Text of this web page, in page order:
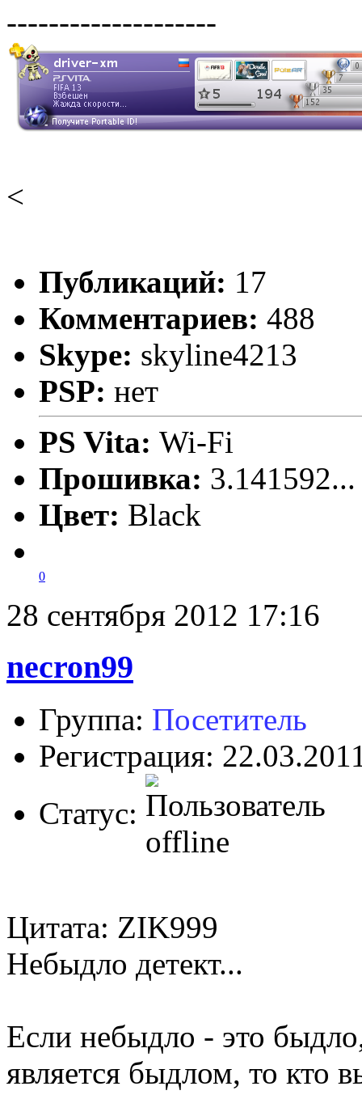
--------------------
<
Публикаций: 17
Комментариев: 488
Skype: skyline4213
PSP: нет
PS Vita: Wi-Fi
Прошивка:
Цвет: Black
0
28 сентября 2012 17:16
necron99
Группа: Посетитель
Регистрация:
Статус:
Цитата: ZIK999
Небыдло детект...
Если небыдло - это
является быдлом, то кто